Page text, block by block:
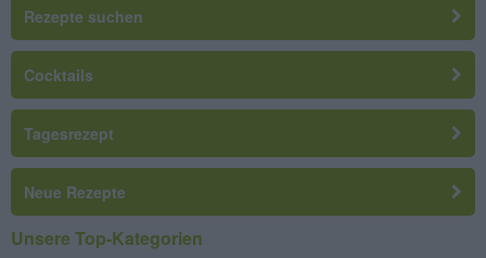
Rezepte suchen
Cocktails
Tagesrezept
Neue Rezepte
Unsere Top-Kategorien